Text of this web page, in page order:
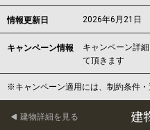
情報更新日 2026年6月21日
キャンペーン情報
キャンペーン詳
て頂きます
※キャンペーン適用には、制約条件
建
建物詳細を見る